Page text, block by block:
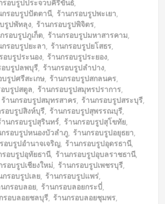
รอบรูปประจวบคีรีขันธ์,
กรอบรูปปัตตานี, ร้านกรอบรูปพะเยา,
รูปพัทลุง, ร้านกรอบรูปพิจิตร,
รอบรูปภูเก็ต, ร้านกรอบรูปมหาสารคาม,
กรอบรูปยะลา, ร้านกรอบรูปยโสธร,
อบรูประนอง, ร้านกรอบรูประยอง,
อบรูปลพบุรี, ร้านกรอบรูปลำปาง,
รูปศรีสะเกษ, ร้านกรอบรูปสกลนคร,
บรูปสตูล, ร้านกรอบรูปสมุทรปราการ,
ร้านกรอบรูปสมุทรสาคร, ร้านกรอบรูปสระบุรี,
อบรูปสิงห์บุรี, ร้านกรอบรูปสุพรรณบุรี,
านกรอบรูปสุรินทร์, ร้านกรอบรูปสุโขทัย,
รอบรูปหนองบัวลำภู, ร้านกรอบรูปอยุธยา,
อบรูปอำนาจเจริญ, ร้านกรอบรูปอุดรธานี,
รอบรูปอุทัยธานี, ร้านกรอบรูปอุบลราชธานี,
รอบรูปเชียงใหม่, ร้านกรอบรูปเพชรบุรี,
กรอบรูปเลย, ร้านกรอบรูปแพร่,
กรอบลอย, ร้านกรอบลอยกระบี่,
รอบลอยชลบุรี, ร้านกรอบลอยชุมพร,